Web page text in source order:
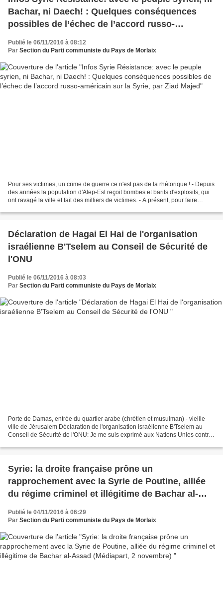
Bachar, ni Daech! : Quelques conséquences
possibles de l’échec de l’accord russo-
américain sur la Syrie, par Ziad Majed
Publié le 06/11/2016 à 08:12
Par Section du Parti communiste du Pays de Morlaix
Pour ses victimes, un crime de guerre ce n'est pas de la rhétorique ! - Depuis
des années la population d'Alep-Est reçoit bombes et barils d'explosifs, qui
ont ravagé la ville et fait des milliers de victimes. - A présent, pour faire
Déclaration de Hagai El Hai de l'organisation
israélienne B'Tselem au Conseil de Sécurité de
l'ONU
Publié le 06/11/2016 à 08:03
Par Section du Parti communiste du Pays de Morlaix
Porte de Damas, entrée du quartier arabe (chrétien et musulman) - vieille
ville de Jérusalem Déclaration de l'organisation israélienne B'Tselem au
Conseil de Sécurité de l'ONU: Je me suis exprimé aux Nations Unies contre
Syrie: la droite française prône un
rapprochement avec la Syrie de Poutine, alliée
du régime criminel et illégitime de Bachar al-
Assad (Médiapart, 2 novembre)
Publié le 04/11/2016 à 06:29
Par Section du Parti communiste du Pays de Morlaix